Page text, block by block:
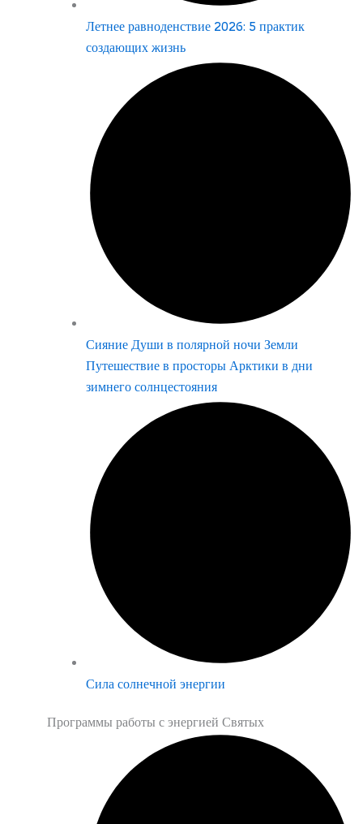
Летнее равноденствие 2026: 5 практик
создающих жизнь
Сияние Души в полярной ночи Земли
Путешествие в просторы Арктики в дни
зимнего солнцестояния
Сила солнечной энергии
Программы работы с энергией Святых